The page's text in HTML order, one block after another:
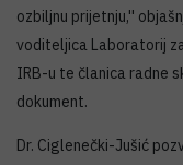
ozbiljnu prijetnju,''
voditeljica Laboratorij
IRB-u te članica radne
dokument.
Dr. Ciglenečki-Jušić